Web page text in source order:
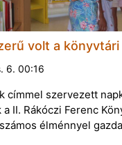
volt a
6. 00:16
címmel szervezett
II. Rákóczi Ferenc
élménnyel